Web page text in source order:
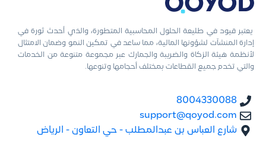
يعتبر قيود في طليعة الحلول المحاسبية المتطورة، والذي أحدث ثورة في
إدارة المنشآت لشؤونها المالية، مما ساعد في تمكين النمو وضمان الامتثال
لأنظمة هيئة الزكاة والضريبة والجمارك عبر مجموعة متنوعة من الخدمات
والتي تخدم جميع القطاعات بمختلف أحجامها وتنوعها.
8004330088
support@qoyod.com
شارع العباس بن عبدالمطلب - حي التعاون - الرياض